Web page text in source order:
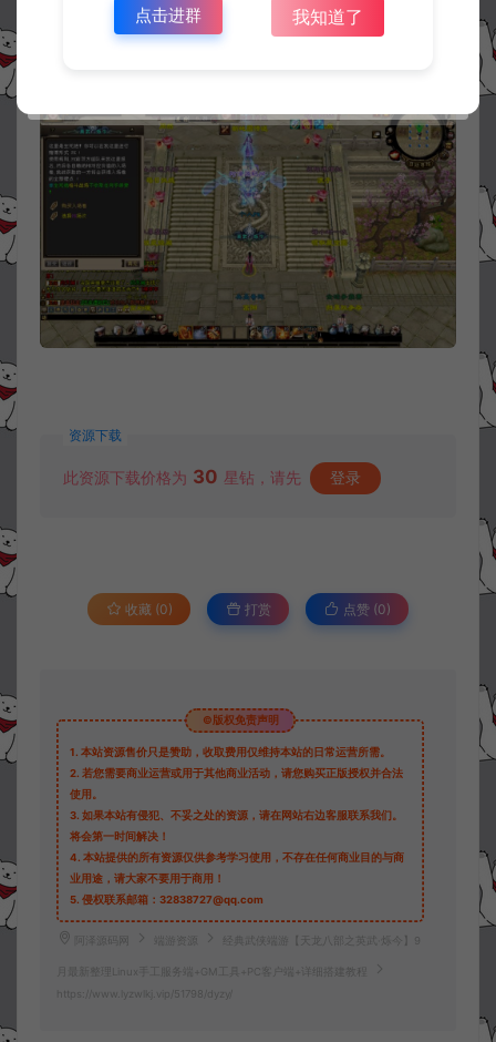
资源下载
此资源下载价格为 30 星钻，请先 登录
收藏 (0) 打赏 点赞 (0)
©版权免责声明
1. 本站资源售价只是赞助，收取费用仅维持本站的日常运营所需。
2. 若您需要商业运营或用于其他商业活动，请您购买正版授权并合法
使用。
3. 如果本站有侵犯、不妥之处的资源，请在网站右边客服联系我们。
将会第一时间解决！
4. 本站提供的所有资源仅供参考学习使用，不存在任何商业目的与商
业用途，请大家不要用于商用！
5. 侵权联系邮箱：32838727@qq.com
阿泽源码网 端游资源 经典武侠端游【天龙八部之英武·烁今】9
月最新整理Linux手工服务端+GM工具+PC客户端+详细搭建教程
https://www.lyzwlkj.vip/51798/dyzy/
点击进群 我知道了